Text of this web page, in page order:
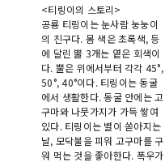
<티링이의 스토리>
공룡 티링이는 눈사람 눙눙이
의 친구다. 몸 색은 초록색, 등
에 달린 뿔 3개는 옅은 회색이
다. 뿔은 위에서부터 각각 45°,
50°, 40°이다. 티링이는 동굴
에서 생활한다. 동굴 안에는 고
구마와 나뭇가지가 가득 쌓여
있다. 티링이는 별이 쏟아지는
날, 모닥불을 피워 고구마를 구
워 먹는 것을 좋아한다. 폭우가